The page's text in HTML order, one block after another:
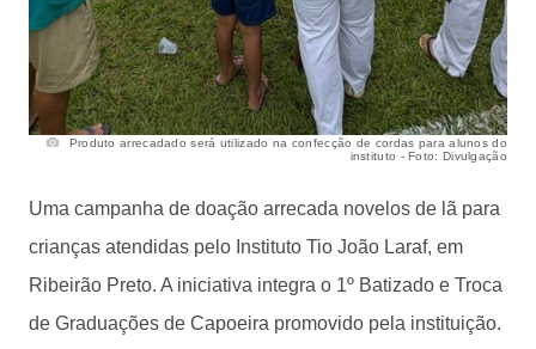
Produto arrecadado será utilizado na confecção de cordas para alunos do
instituto - Foto: Divulgação
Uma campanha de doação arrecada novelos de lã para
crianças atendidas pelo Instituto Tio João Laraf, em
Ribeirão Preto. A iniciativa integra o 1º Batizado e Troca
de Graduações de Capoeira promovido pela instituição.